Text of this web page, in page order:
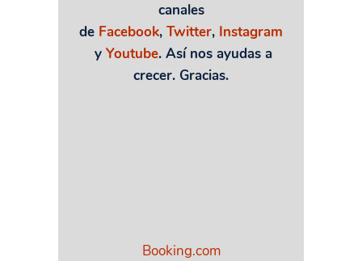
canales
de Facebook, Twitter, Instagram
y Youtube. Así nos ayudas a
crecer. Gracias.
Booking.com